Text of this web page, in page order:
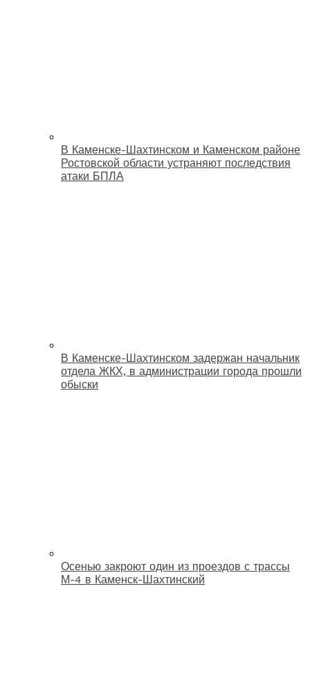
В Каменске-Шахтинском и Каменском районе
Ростовской области устраняют последствия
атаки БПЛА
В Каменске-Шахтинском задержан начальник
отдела ЖКХ, в администрации города прошли
обыски
Осенью закроют один из проездов с трассы
М-4 в Каменск-Шахтинский